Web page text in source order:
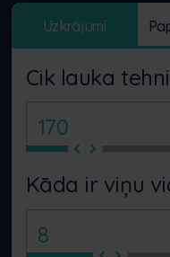
Uzkrājumi
Cik lauka
Kāda ir viņu